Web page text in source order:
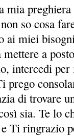
mia
so cosa
ai miei
a
intercedi per
prego
di trovare
sia. Te lo
Ti ringrazio